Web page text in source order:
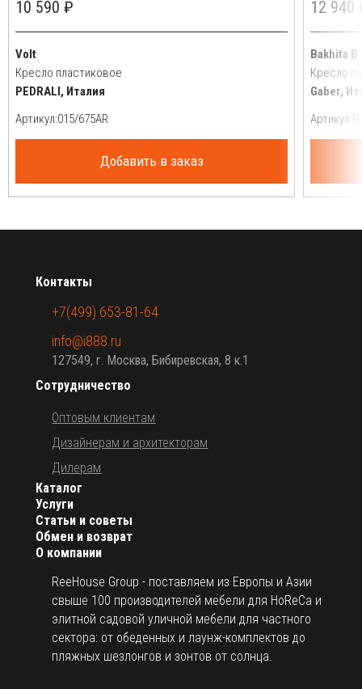
10 590 ₽
Volt
Кресло пластиковое
PEDRALI, Италия
Артикул:
Добавить в заказ
12 940
Bakhita B
Кресло
Gaber,
Артикул:
О компании
ReeHouse Group - поставляем из Европы и Азии
свыше 100 производителей мебели для HoReCa и
элитной садовой уличной мебели для частного
сектора: от обеденных и лаунж-комплектов до
пляжных шезлонгов и зонтов от солнца.
Каталог
Услуги
Статьи и советы
Обмен и возврат
Сотрудничество
Оптовым клиентам
Дизайнерам и архитекторам
Дилерам
Контакты
+7(499) 653-81-64
info@i888.ru
127549, г. Москва, Бибиревская, 8 к.1